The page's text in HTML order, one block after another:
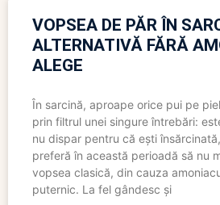
VOPSEA DE PĂR ÎN
ALTERNATIVĂ FĂRĂ
ALEGE
În sarcină, aproape orice pui pe
prin filtrul unei singure întrebări:
nu dispar pentru că ești
preferă în această perioadă să nu
vopsea clasică, din cauza
puternic. La fel gândesc și